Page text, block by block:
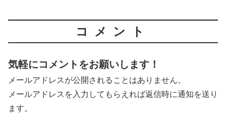
コメント
気軽にコメントをお願いします！
メールアドレスが公開されることはありません。
メールアドレスを入力してもらえれば返信時に通知を送り
ます。